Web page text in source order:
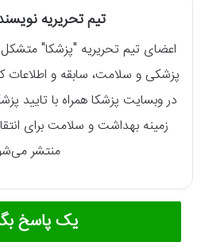
تیم تحریریه
اعضای تیم تحریریه "پزشکا"
پزشکی و سلامت، سابقه و اطلاعات
در وبسایت پزشکا همراه با تایید
زمینه بهداشت و سلامت برای
منتشر
یک پاسخ